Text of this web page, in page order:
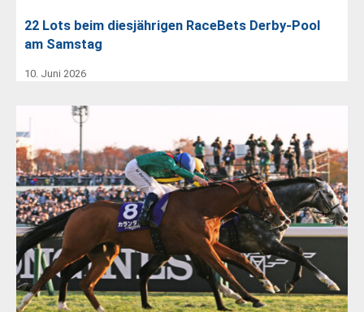
22 Lots beim diesjährigen RaceBets Derby-Pool
am Samstag
10. Juni 2026